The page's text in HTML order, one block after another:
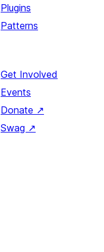
Plugins
Patterns
Get Involved
Events
Donate ↗
Swag ↗